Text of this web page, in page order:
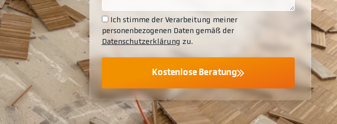
Ich stimme der Verarbeitung meiner
personenbezogenen Daten gemäß der
Datenschutzerklärung zu.
Kostenlose Beratung